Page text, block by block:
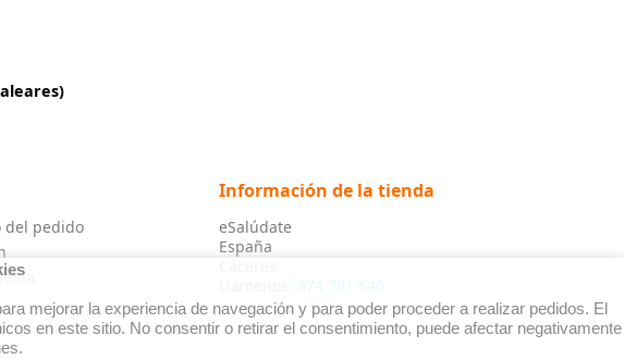
del pedido
Información de la tienda
eSalúdate
España
mejorar la experiencia de navegación y para poder proceder a realizar pedidos. El
en este sitio. No consentir o retirar el consentimiento, puede afectar negativamente